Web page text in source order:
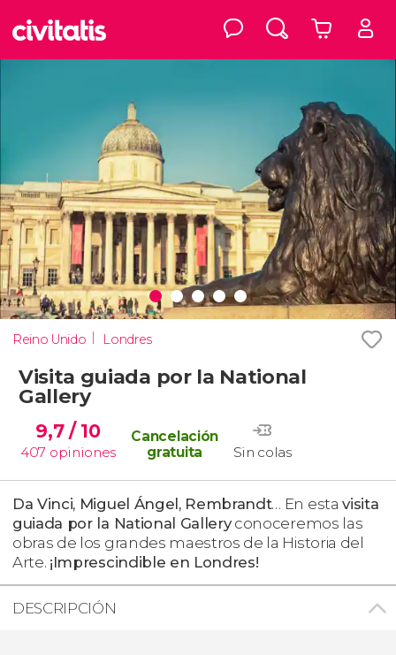
Reino Unido Londres
Visita guiada por la National
Gallery
9,7/ 10
407 opiniones Sin colas
Cancelación
gratuita
Da Vinci, Miguel Ángel, Rembrandt… En estavisita
guiada por la National Galleryconoceremos las
obras de los grandes maestros de la Historia del
Arte. ¡Imprescindible en Londres!
DESCRIPCIÓN